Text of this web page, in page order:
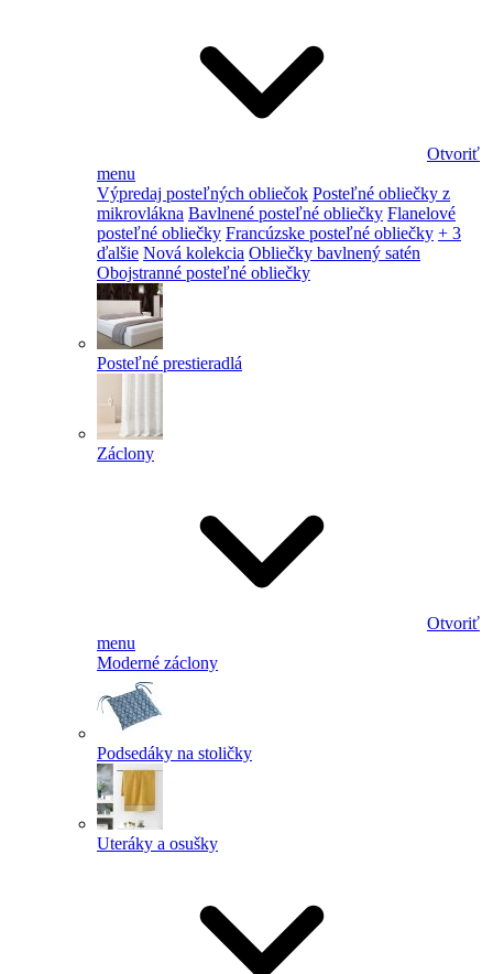
Otvoriť
menu
Výpredaj posteľných obliečok Posteľné obliečky z
mikrovlákna Bavlnené posteľné obliečky Flanelové
posteľné obliečky Francúzske posteľné obliečky + 3
ďalšie Nová kolekcia Obliečky bavlnený satén
Obojstranné posteľné obliečky
Posteľné prestieradlá
Záclony
Otvoriť
menu
Moderné záclony
Podsedáky na stoličky
Uteráky a osušky